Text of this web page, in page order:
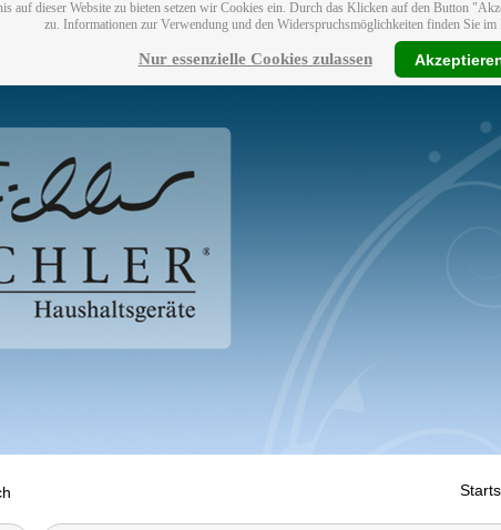
auf dieser Website zu bieten setzen wir Cookies ein. Durch das Klicken auf den Button
zu. Informationen zur Verwendung und den Widerspruchsmöglichkeiten finden Sie im
Nur essenzielle Cookies zulassen